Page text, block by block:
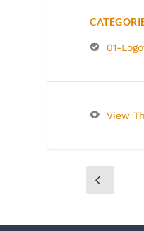
01-
View